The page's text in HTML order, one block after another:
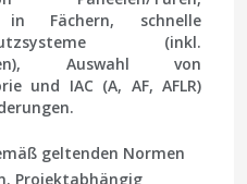
in Fächern, schnelle
(inkl.
Auswahl von
und IAC (A, AF, AFLR)
geltenden Normen
Projektabhängig